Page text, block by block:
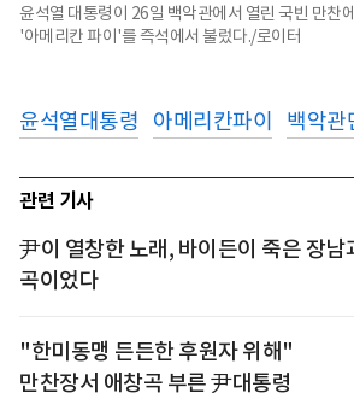
윤석열 대통령이 26일 백악관에서 열린 국빈 만찬
'아메리칸 파이'를 즉석에서 불렀다./로이터
윤석열대통령 아메리칸파이 백악관
관련 기사
尹이 열창한 노래, 바이든이 죽은 장남
곡이었다
"한미동맹 든든한 후원자 위해"
만찬장서 애창곡 부른 尹대통령